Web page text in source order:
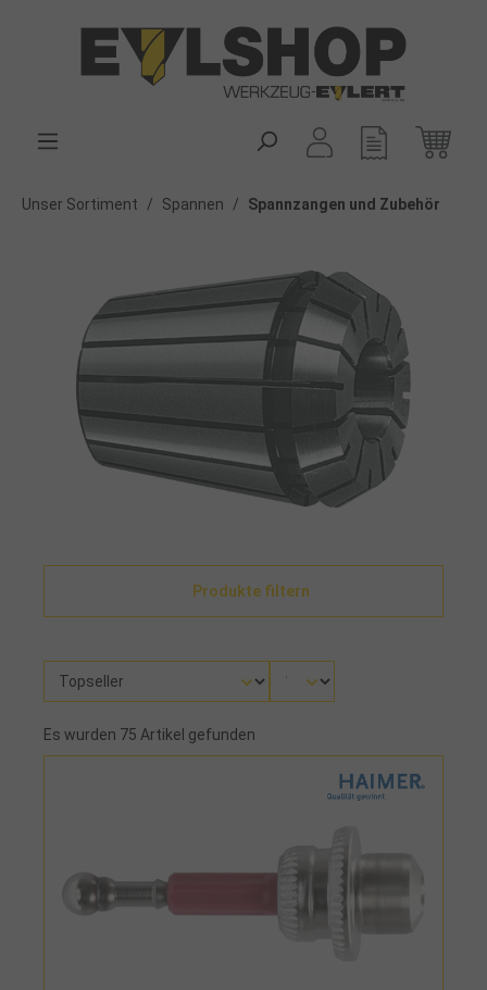
Unser Sortiment / Spannen / Spannzangen und Zubehör
Produkte filtern
Es wurden 75 Artikel gefunden